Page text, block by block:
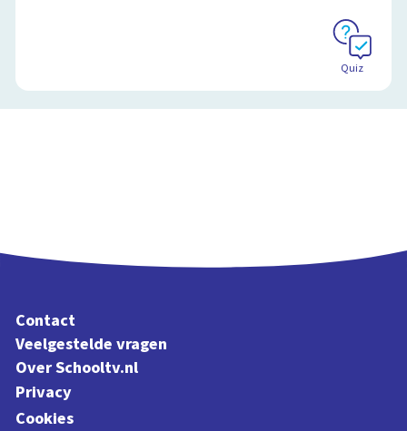
Quiz
Contact
Veelgestelde vragen
Over Schooltv.nl
Privacy
Cookies